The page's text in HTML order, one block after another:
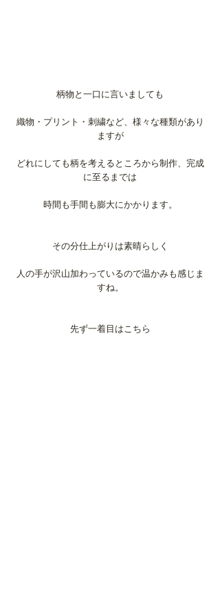
柄物と一口に言いましても
織物・プリント・刺繍など、様々な種類があり
ますが
どれにしても柄を考えるところから制作、完成
に至るまでは
時間も手間も膨大にかかります。
その分仕上がりは素晴らしく
人の手が沢山加わっているので温かみも感じま
すね。
先ず一着目はこちら